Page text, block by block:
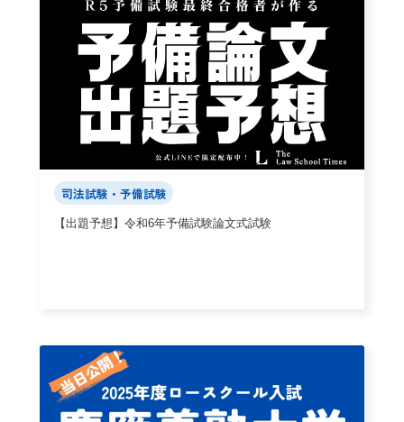
司法試験・予備試験
【出題予想】令和6年予備試験論文式試験